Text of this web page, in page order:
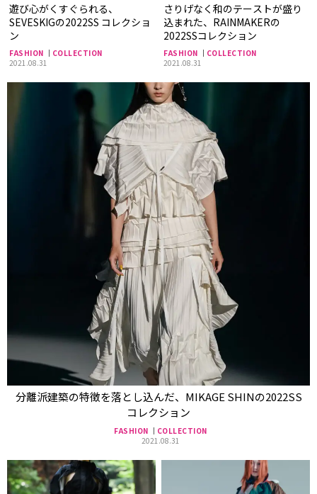
遊び心がくすぐられる、
SEVESKIGの2022SS コレクショ
ン
FASHION
COLLECTION
2021.08.31
さりげなく和のテーストが盛り
込まれた、RAINMAKERの
2022SSコレクション
FASHION
COLLECTION
2021.08.31
分離派建築の特徴を落とし込んだ、MIKAGE SHINの2022SS
コレクション
FASHION
COLLECTION
2021.08.31